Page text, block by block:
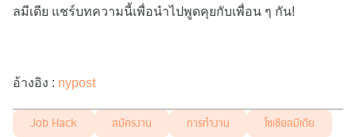
ลมีเดีย แชร์บทความนี้เพื่อนำไปพูดคุยกับเพื่อน ๆ กัน!
อ้างอิง : nypost
Job Hack สมัครงาน การทำงาน โซเชียลมีเดีย